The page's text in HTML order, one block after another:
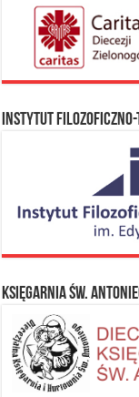
Instytut
Księgarnia Św.